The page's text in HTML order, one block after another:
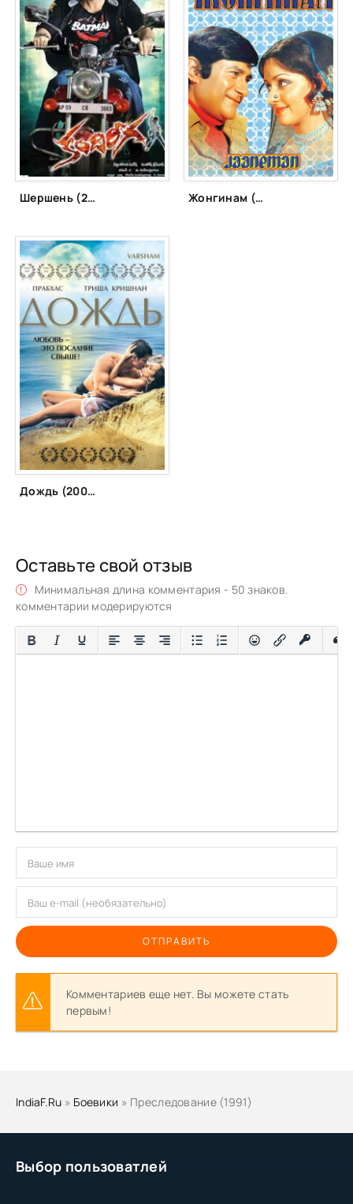
Выбор пользоватлей
Шершень (2011) Жонгинам (1976)
Дождь (2004)
Оставьте свой отзыв
Минимальная длина комментария - 50 знаков.
комментарии модерируются
ОТПРАВИТЬ
Комментариев еще нет. Вы можете стать
первым!
IndiaF.Ru » Боевики » Преследование (1991)